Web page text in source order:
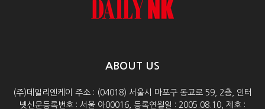
ABOUT US
(주)데일리엔케이 주소 : (04018) 서울시 마포구 동교로 59, 2층, 인터
넷신문등록번호 : 서울 아00016, 등록연월일 : 2005.08.10, 제호 :